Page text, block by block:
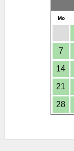
Mo
7
14
21
28